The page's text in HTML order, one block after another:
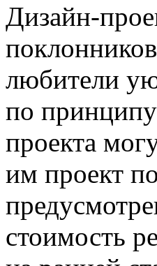
Дизайн-
любители
по
проекта
им проект
стоимость